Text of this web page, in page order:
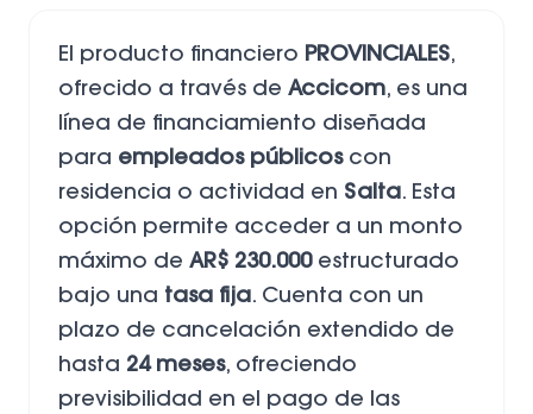
El producto financiero PROVINCIALES,
ofrecido a través de Accicom, es una
línea de financiamiento diseñada
para empleados públicoscon
residencia o actividad en Salta. Esta
opción permite acceder a un monto
máximo de AR$ 230.000estructurado
bajo una tasa fija. Cuenta con un
plazo de cancelación extendido de
hasta 24 meses, ofreciendo
previsibilidad en el pago de las